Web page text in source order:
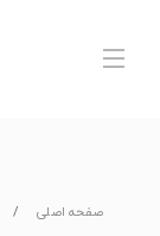
صفحه اصلی